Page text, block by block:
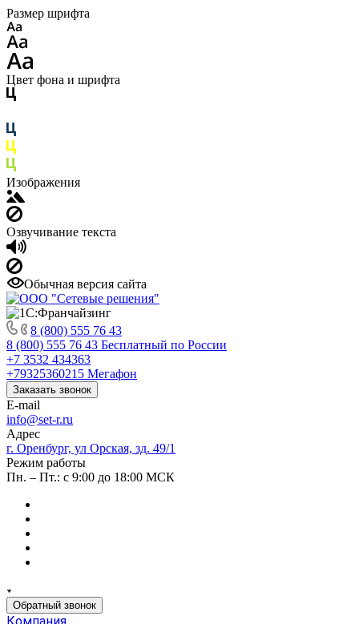
Размер шрифта
Цвет фона и шрифта
Изображения
Озвучивание текста
Обычная версия сайта
8 (800) 555 76 43
8 (800) 555 76 43 Бесплатный по России
+7 3532 434363
+79325360215 Мегафон
Заказать звонок
E-mail
info@set-r.ru
Адрес
г. Оренбург, ул Орская, зд. 49/1
Режим работы
Пн. – Пт.: с 9:00 до 18:00 МСК
Обратный звонок